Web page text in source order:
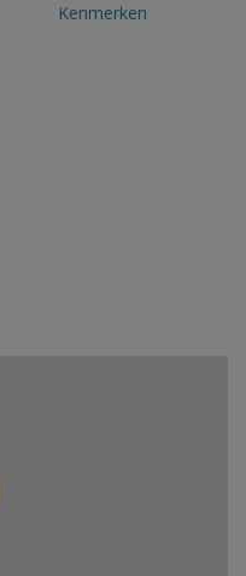
Kenmerken